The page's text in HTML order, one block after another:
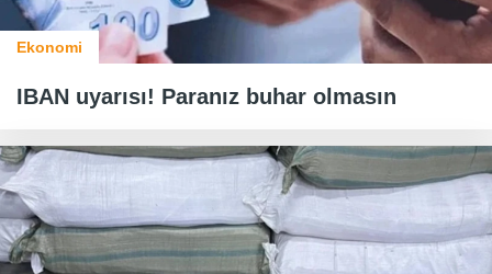
Ekonomi
IBAN uyarısı! Paranız buhar olmasın